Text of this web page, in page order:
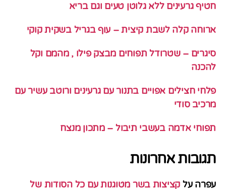
חטיף גרעינים ללא גלוטן טעים וגם בריא
ארוחה קלה לשבת קיצית – עוף בגריל בשקית קוקי
סיגרים – שטרודל תפוחים מבצק פילו , מהמם וקל
להכנה
פלחי חצילים אפויים בתנור עם גרעינים ורוטב עשיר עם
מרכיב סודי
תפוחי אדמה בעשבי תיבול – מתכון מנצח
תגובות אחרונות
עפרה על קציצות בשר מטוגנות עם כל הסודות של